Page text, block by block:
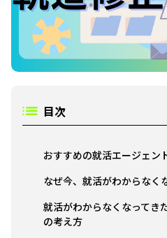
目次
おすすめの就活エージェン
なぜ今、就活がわからなく
就活がわからなくなってき
の考え方